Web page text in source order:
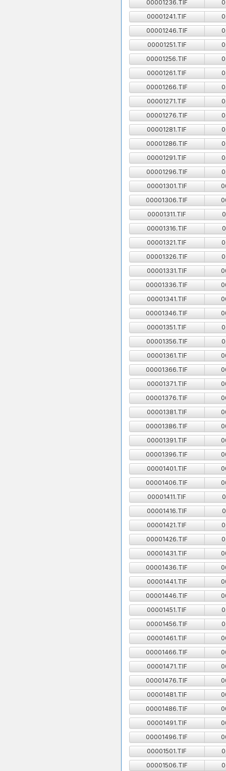
00001236.TIF
00001241.TIF
00001246.TIF
00001251.TIF
00001256.TIF
00001261.TIF
00001266.TIF
00001271.TIF
00001276.TIF
00001281.TIF
00001286.TIF
00001291.TIF
00001296.TIF
00001301.TIF
00001306.TIF
00001311.TIF
00001316.TIF
00001321.TIF
00001326.TIF
00001331.TIF
00001336.TIF
00001341.TIF
00001346.TIF
00001351.TIF
00001356.TIF
00001361.TIF
00001366.TIF
00001371.TIF
00001376.TIF
00001381.TIF
00001386.TIF
00001391.TIF
00001396.TIF
00001401.TIF
00001406.TIF
00001411.TIF
00001416.TIF
00001421.TIF
00001426.TIF
00001431.TIF
00001436.TIF
00001441.TIF
00001446.TIF
00001451.TIF
00001456.TIF
00001461.TIF
00001466.TIF
00001471.TIF
00001476.TIF
00001481.TIF
00001486.TIF
00001491.TIF
00001496.TIF
00001501.TIF
00001506.TIF